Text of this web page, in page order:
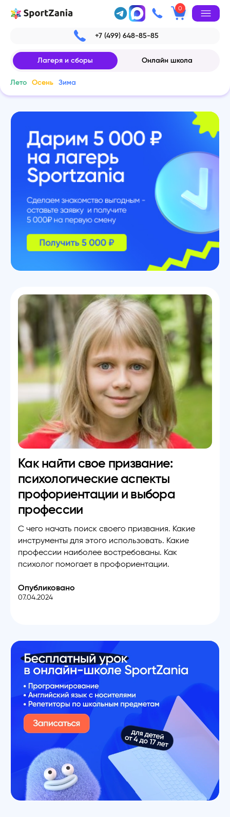
0
+7 (499) 648-85-85
Лагеря и сборы Онлайн школа
Лето Осень Зима
Как найти свое призвание:
психологические аспекты
профориентации и выбора
профессии
С чего начать поиск своего призвания. Какие
инструменты для этого использовать. Какие
профессии наиболее востребованы. Как
психолог помогает в профориентации.
Опубликовано
07.04.2024